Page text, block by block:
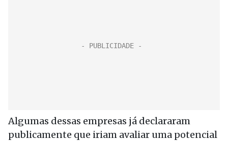
Algumas dessas empresas já declararam
publicamente que iriam avaliar uma potencial